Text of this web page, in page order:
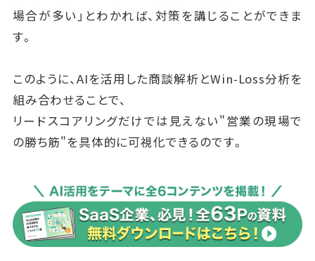
場合が多い」とわかれば、対策を講じることができま
す。
このように、AIを活用した商談解析とWin-Loss分析を
組み合わせることで、
リードスコアリングだけでは見えない"営業の現場で
の勝ち筋"を具体的に可視化できるのです。